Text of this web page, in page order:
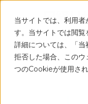
当サイトでは、利用
す。当サイトでは閲
詳細については、「当
拒否した場合、この
つのCookieが使用され
トップ